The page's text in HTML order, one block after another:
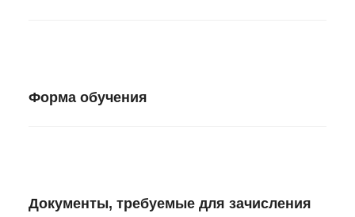
Форма обучения
Документы, требуемые для зачисления